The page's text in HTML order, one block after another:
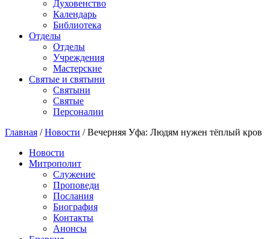
Духовенство
Календарь
Библиотека
Отделы
Отделы
Учреждения
Мастерские
Святые и святыни
Cвятыни
Cвятые
Персоналии
Главная /Новости /Вечерняя Уфа: Людям нужен тёплый кров
Новости
Митрополит
Служение
Проповеди
Послания
Биография
Контакты
Анонсы